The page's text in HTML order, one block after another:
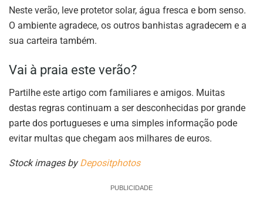
Neste verão, leve protetor solar, água fresca e bom senso.
O ambiente agradece, os outros banhistas agradecem e a
sua carteira também.
Vai à praia este verão?
Partilhe este artigo com familiares e amigos. Muitas
destas regras continuam a ser desconhecidas por grande
parte dos portugueses e uma simples informação pode
evitar multas que chegam aos milhares de euros.
Stock images byDepositphotos
PUBLICIDADE